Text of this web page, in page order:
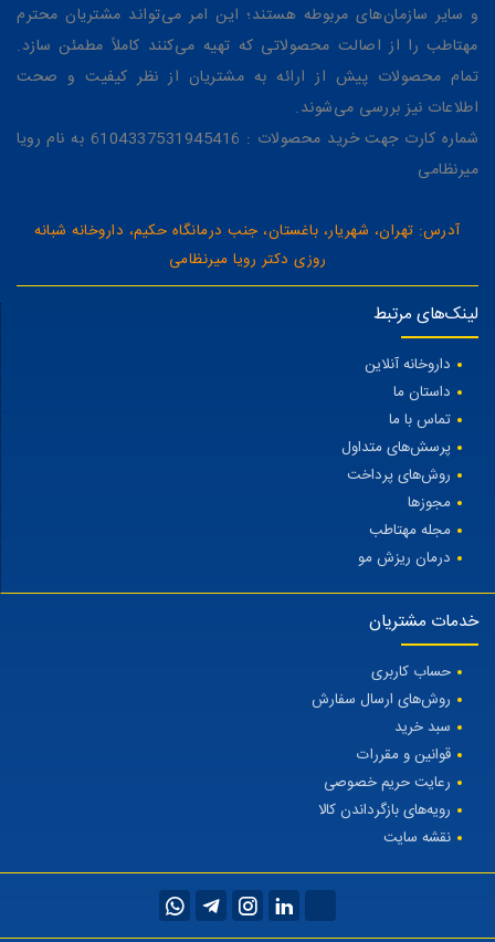
و سایر سازمان‌های مربوطه هستند؛ این امر می‌تواند مشتریان محترم
مهتاطب را از اصالت محصولاتی که تهیه می‌کنند کاملاً مطمئن سازد.
تمام محصولات پیش از ارائه به مشتریان از نظر کیفیت و صحت
اطلاعات نیز بررسی می‌شوند.
شماره کارت جهت خرید محصولات : 6104337531945416 به نام رویا
میرنظامی
آدرس: تهران، شهریار، باغستان، جنب درمانگاه حکیم، داروخانه شبانه
روزی دکتر رویا میرنظامی
لینک‌های مرتبط
داروخانه آنلاین
داستان ما
تماس با ما
پرسش‌های متداول
روش‌های پرداخت
مجوزها
مجله مهتاطب
درمان ریزش مو
خدمات مشتریان
حساب کاربری
روش‌های ارسال سفارش
سبد خرید
قوانین و مقررات
رعایت حریم خصوصی
رویه‌های بازگرداندن کالا
نقشه سایت